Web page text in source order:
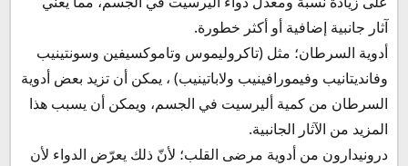
آثار جانبية إضافية أو أكثر خطورة.
أدوية السرطان؛ مثل (تاكروليموس وتاموكسيفين وسونتينيب
وفانديتانيب وفيمورافينيب ولاباتينيب) ، يمكن أن تزيد بعض أدوية
السرطان من كمية أليرسيت في الجسم، ويمكن أن يسبب هذا
المزيد من الآثار الجانبية.
درونيدارون من أدوية مرضى القلب؛ لأنّ ذلك يعرّض الدواء لأن